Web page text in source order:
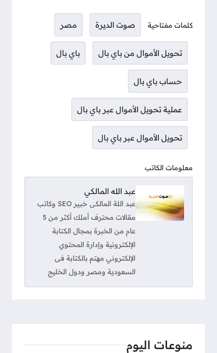
كلمات مفتاحية صوت الديرة مصر
تحويل الأموال من باي بال باي بال
حساب باي بال
عملية تحويل الأموال عبر باي بال
تحويل الأموال عبر باي بال
معلومات الكاتب
عبد الله المالكي
عبد اللة المالكى خبير SEO وكاتب
مقالات محترف أملك أكثر من 5
عام من الخبرة بمجال الكتابة
الإلكترونية وإدارة المحتوي
الإلكتروني مهتم بالكتابة فى
السعودية ومصر ودول الخليج
منوعات اليوم